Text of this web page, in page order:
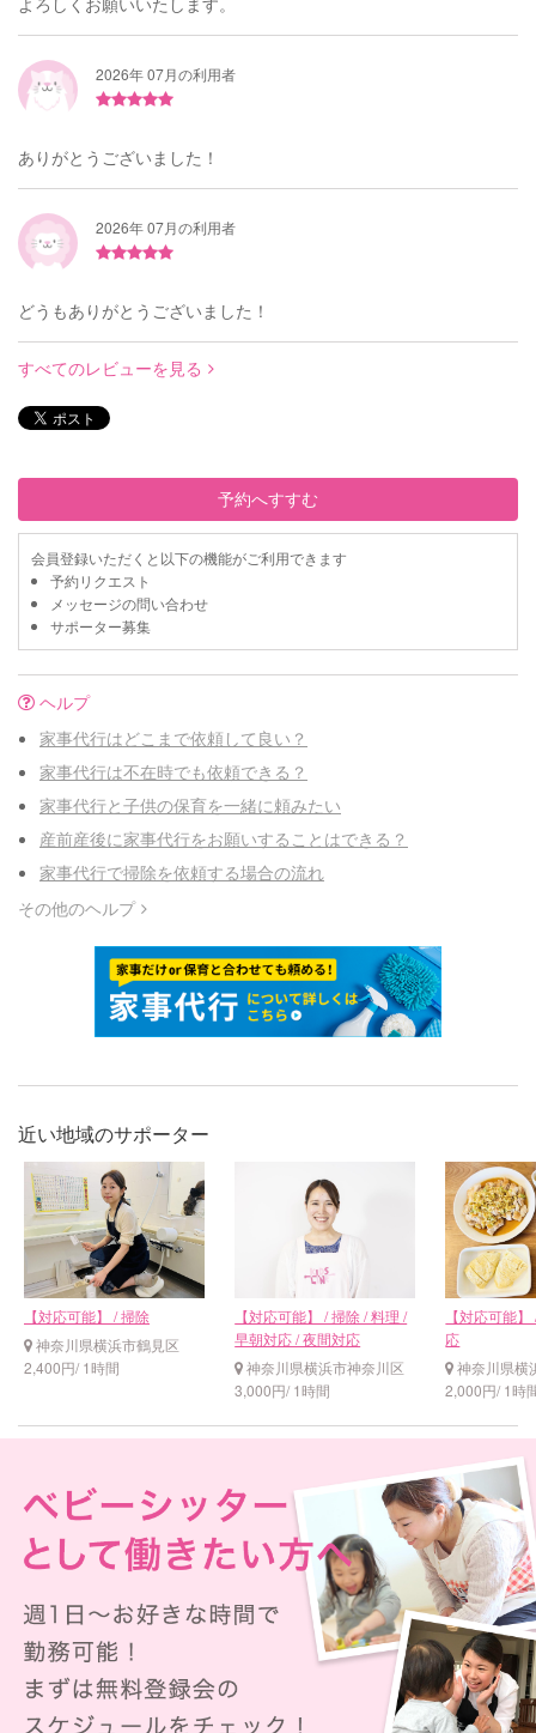
2026年 07月の利用者
ありがとうございました！
2026年 07月の利用者
どうもありがとうございました！
すべてのレビューを見る
予約へすすむ
会員登録いただくと以下の機能がご利用できます
予約リクエスト
メッセージの問い合わせ
サポーター募集
ヘルプ
家事代行はどこまで依頼して良い？
家事代行は不在時でも依頼できる？
家事代行と子供の保育を一緒に頼みたい
産前産後に家事代行をお願いすることはできる？
家事代行で掃除を依頼する場合の流れ
その他のヘルプ
近い地域のサポーター
【対応可能】 / 掃除
神奈川県横浜市鶴見区
2,400円/ 1時間
【対応可能】 / 掃除 / 料理 /
早朝対応 / 夜間対応
神奈川県横浜市神奈川区
3,000円/ 1時間
【対応可能
応
神奈川県横
2,000円/ 1時